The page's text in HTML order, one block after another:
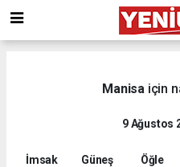
Manisa için
9 Ağustos
İmsak
Güneş
Öğle